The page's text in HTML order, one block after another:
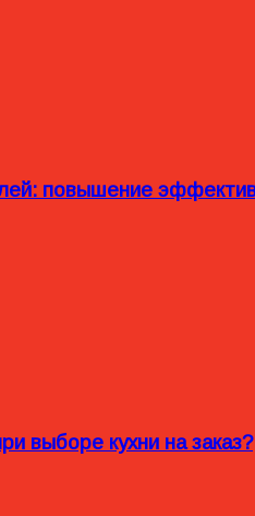
повышение
выборе кухни на заказ?